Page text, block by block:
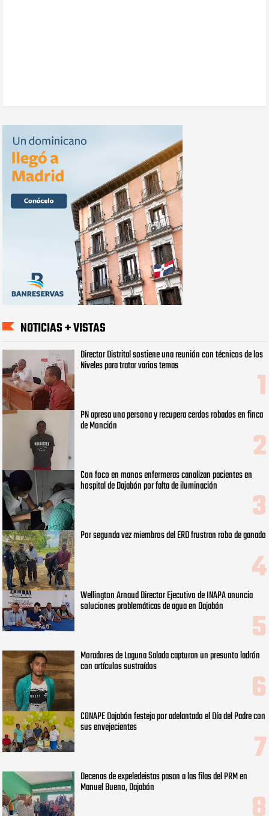
NOTICIAS + VISTAS
Director Distrital sostiene una reunión con técnicos de los
Niveles para tratar varios temas
PN apresa una persona y recupera cerdos robados en finca
de Monción
Con foco en manos enfermeras canalizan pacientes en
hospital de Dajabón por falta de iluminación
Por segunda vez miembros del ERD frustran robo de ganado
Wellington Arnaud Director Ejecutivo de INAPA anuncia
soluciones problemáticas de agua en Dajabón
Moradores de Laguna Salada capturan un presunto ladrón
con artículos sustraídos
CONAPE Dajabón festeja por adelantado el Día del Padre con
sus envejecientes
Decenas de expeledeistas pasan a las filas del PRM en
Manuel Bueno, Dajabón